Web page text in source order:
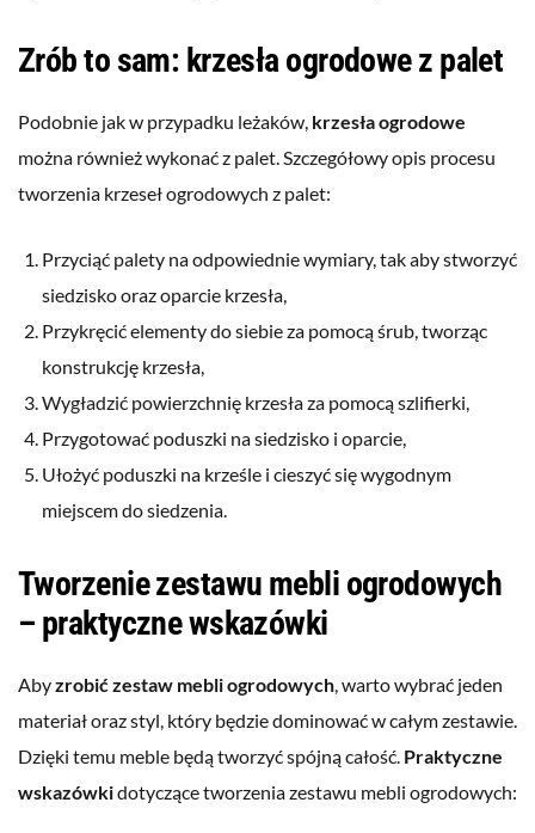
Zrób to sam: krzesła ogrodowe z palet
Podobnie jak w przypadku leżaków, krzesła ogrodowe
można również wykonać z palet. Szczegółowy opis procesu
tworzenia krzeseł ogrodowych z palet:
Przyciąć palety na odpowiednie wymiary, tak aby stworzyć
siedzisko oraz oparcie krzesła,
Przykręcić elementy do siebie za pomocą śrub, tworząc
konstrukcję krzesła,
Wygładzić powierzchnię krzesła za pomocą szlifierki,
Przygotować poduszki na siedzisko i oparcie,
Ułożyć poduszki na krześle i cieszyć się wygodnym
miejscem do siedzenia.
Tworzenie zestawu mebli ogrodowych
– praktyczne wskazówki
Abyzrobić zestaw mebli ogrodowych, warto wybrać jeden
materiał oraz styl, który będzie dominować w całym zestawie.
Dzięki temu meble będą tworzyć spójną całość. Praktyczne
wskazówkidotyczące tworzenia zestawu mebli ogrodowych: